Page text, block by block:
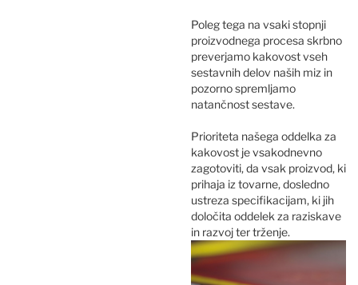
Poleg tega na vsaki stopnji
proizvodnega procesa skrbno
preverjamo kakovost vseh
sestavnih delov naših miz in
pozorno spremljamo
natančnost sestave.
Prioriteta našega oddelka za
kakovost je vsakodnevno
zagotoviti, da vsak proizvod, ki
prihaja iz tovarne, dosledno
ustreza specifikacijam, ki jih
določita oddelek za raziskave
in razvoj ter trženje.